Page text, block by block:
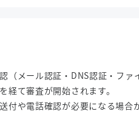
（メール認証・DNS認証・ファ
経て審査が開始されます。
付や電話確認が必要になる場合